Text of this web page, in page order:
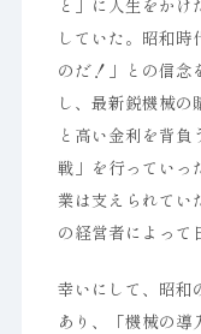
と」に人生をか
していた。昭和時
のだ！」との信念
し、最新鋭機械
と高い金利を背
戦」を行っていっ
業は支えられてい
の経営者によって
幸いにして、昭和
あり、「機械の導